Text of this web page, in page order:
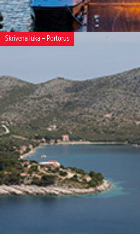
Skrivena luka – Portorus